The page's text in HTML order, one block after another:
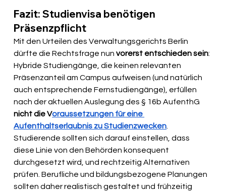
Fazit: Studienvisa benötigen
Präsenzpflicht
Mit den Urteilen des Verwaltungsgerichts Berlin
dürfte die Rechtsfrage nun vorerst entschieden sein:
Hybride Studiengänge, die keinen relevanten
Präsenzanteil am Campus aufweisen (und natürlich
auch entsprechende Fernstudiengänge), erfüllen
nach der aktuellen Auslegung des § 16b AufenthG
nicht die Voraussetzungen für eine
Aufenthaltserlaubnis zu Studienzwecken
Studierende sollten sich darauf einstellen, dass
diese Linie von den Behörden konsequent
durchgesetzt wird, und rechtzeitig Alternativen
prüfen. Berufliche und bildungsbezogene Planungen
sollten daher realistisch gestaltet und frühzeitig